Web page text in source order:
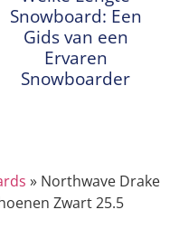
Snowboard: Een
Gids van een
Ervaren
Snowboarder
» Northwave Drake
Zwart 25.5